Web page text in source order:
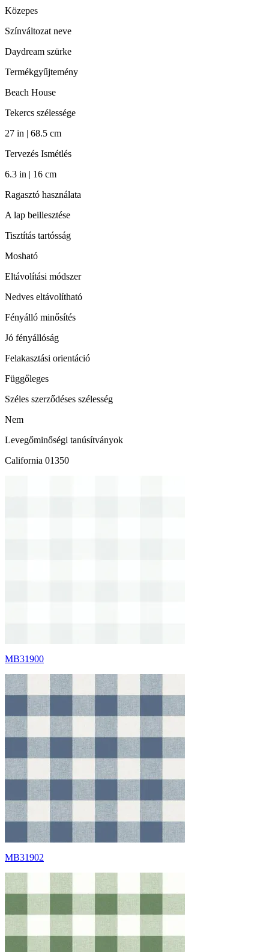
Közepes
Színváltozat neve
Daydream szürke
Termékgyűjtemény
Beach House
Tekercs szélessége
27 in | 68.5 cm
Tervezés Ismétlés
6.3 in | 16 cm
Ragasztó használata
A lap beillesztése
Tisztítás tartósság
Mosható
Eltávolítási módszer
Nedves eltávolítható
Fényálló minősítés
Jó fényállóság
Felakasztási orientáció
Függőleges
Széles szerződéses szélesség
Nem
Levegőminőségi tanúsítványok
California 01350
MB31900
MB31902